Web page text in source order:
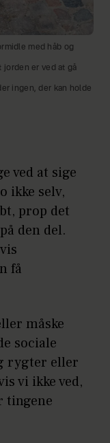
med håb og
jorden er ved at gå
ingen, der kan holde
ved at sige
ikke selv,
prop det
den del.
få
måske
sociale
rygter eller
vi ikke ved,
tingene